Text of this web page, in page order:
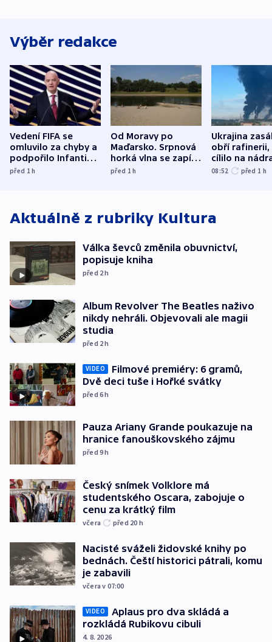
Výběr redakce
Vedení FIFA se
omluvilo za chyby a
podpořilo Infantina.
UEFA trvá na
před 1h
Od Moravy po
Maďarsko. Srpnová
horká vlna se zapíše
do dějin
před 1h
Ukrajina
obří rafinerii,
cílilo na
autobus
08:52 před 1 h
Aktuálně z rubriky Kultura
Válka ševců změnila obuvnictví,
popisuje kniha
před 2h
Album Revolver The Beatles naživo
nikdy nehráli. Objevovali ale magii
studia
před 2h
VIDEO
Filmové premiéry: 6 gramů,
Dvě deci tuše i Hořké svátky
před 6h
Pauza Ariany Grande poukazuje na
hranice fanouškovského zájmu
před 9h
Český snímek Volklore má
studentského Oscara, zabojuje o
cenu za krátký film
včera před 20 h
Nacisté sváželi židovské knihy po
bednách. Čeští historici pátrali, komu
je zabavili
včera v 07:00
VIDEO
Aplaus pro dva skládá a
rozkládá Rubikovu cibuli
4. 8. 2026